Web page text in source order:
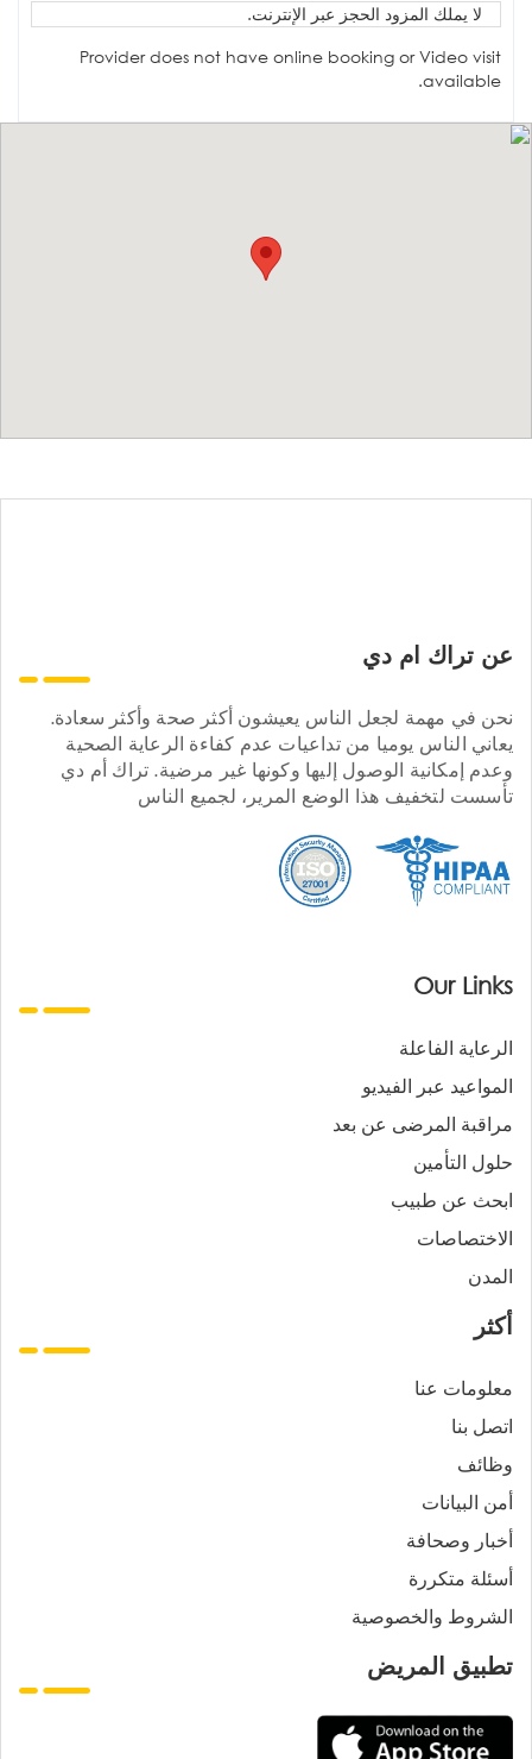
لا يملك المزود الحجز عبر الإنترنت.
Provider does not have online booking or Video visit
available.
عن تراك ام دي
نحن في مهمة لجعل الناس يعيشون أكثر صحة وأكثر سعادة.
يعاني الناس يوميا من تداعيات عدم كفاءة الرعاية الصحية
وعدم إمكانية الوصول إليها وكونها غير مرضية. تراك أم دي
تأسست لتخفيف هذا الوضع المرير، لجميع الناس
Our Links
الرعاية الفاعلة
المواعيد عبر الفيديو
مراقبة المرضى عن بعد
حلول التأمين
ابحث عن طبيب
الاختصاصات
المدن
أكثر
معلومات عنا
اتصل بنا
وظائف
أمن البيانات
أخبار وصحافة
أسئلة متكررة
الشروط والخصوصية
تطبيق المريض